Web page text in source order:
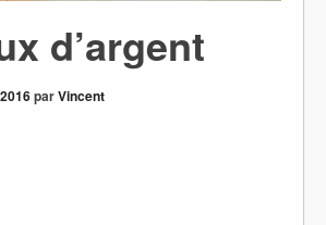
d’argent
parVincent